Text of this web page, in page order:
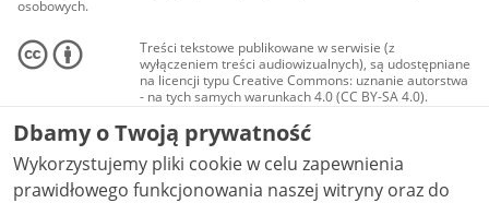
osobowych.
Treści tekstowe publikowane w serwisie (z
wyłączeniem treści audiowizualnych), są udostępniane
na licencji typu Creative Commons: uznanie autorstwa
- na tych samych warunkach 4.0 (CC BY-SA 4.0).
Materiały audiowizualne, w tym zdjęcia, materiały
audio i wideo, są udostępniane na licencji typu
Creative Commons: uznanie autorstwa użycie
niekomercyjne - bez utworów zależnych 4.0 (CC BY-
NC-ND 4.0), o ile nie jest to stwierdzone inaczej.
Dbamy o Twoją prywatność
Wykorzystujemy pliki cookie w celu zapewnienia
prawidłowego funkcjonowania naszej witryny oraz do